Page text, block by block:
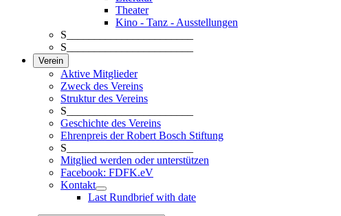
Theater
Kino - Tanz - Ausstellungen
S_______________________
S_______________________
Verein
Aktive Mitglieder
Zweck des Vereins
Struktur des Vereins
S_______________________
Geschichte des Vereins
Ehrenpreis der Robert Bosch Stiftung
S_______________________
Mitglied werden oder unterstützen
Facebook: FDFK.eV
Kontakt
Last Rundbrief with date